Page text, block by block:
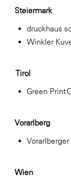
Steiermark
druckhaus
Winkler
Tirol
Green Print
Vorarlberg
Wien